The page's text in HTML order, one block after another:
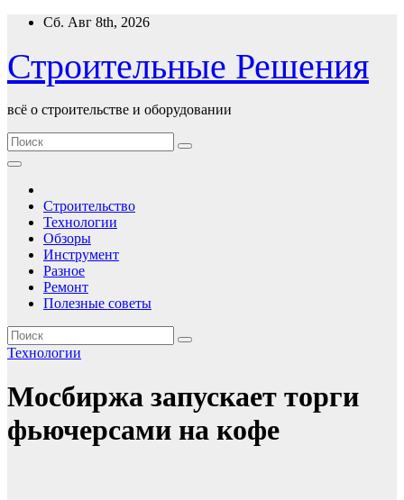
Перейти
содержимому
Сб. Авг 8th, 2026
Строительные Решения
всё о строительстве и оборудовании
Строительство
Технологии
Обзоры
Инструмент
Разное
Ремонт
Полезные советы
Технологии
Мосбиржа запускает торги
фьючерсами на кофе